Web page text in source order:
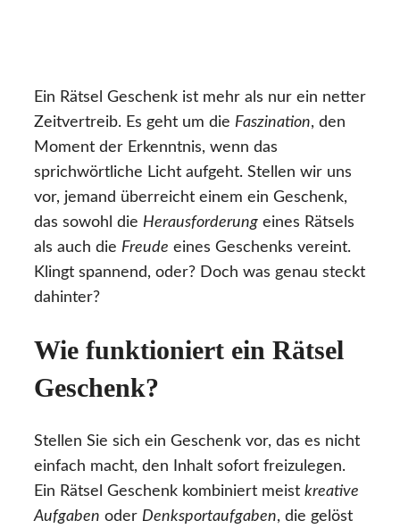
Ein Rätsel Geschenk ist mehr als nur ein netter
Zeitvertreib. Es geht um die Faszination, den
Moment der Erkenntnis, wenn das
sprichwörtliche Licht aufgeht. Stellen wir uns
vor, jemand überreicht einem ein Geschenk,
das sowohl die Herausforderung eines Rätsels
als auch die Freude eines Geschenks vereint.
Klingt spannend, oder? Doch was genau steckt
dahinter?
Wie funktioniert ein Rätsel
Geschenk?
Stellen Sie sich ein Geschenk vor, das es nicht
einfach macht, den Inhalt sofort freizulegen.
Ein Rätsel Geschenk kombiniert meist kreative
Aufgaben oder Denksportaufgaben, die gelöst